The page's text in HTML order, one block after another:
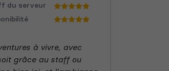
du serveur
à vivre, avec
grâce au staff ou